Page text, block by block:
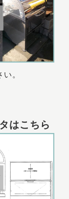
。
はこちら